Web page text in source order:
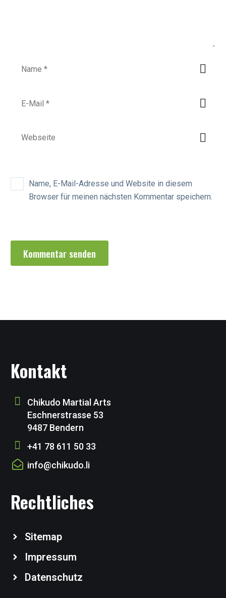
Name, E-Mail-Adresse und Website in diesem
Browser für meinen nächsten Kommentar speichern.
Kommentar senden
Kontakt
Chikudo Martial Arts
Eschnerstrasse 53
9487 Bendern
+41 78 611 50 33
info@chikudo.li
Rechtliches
Sitemap
Impressum
Datenschutz